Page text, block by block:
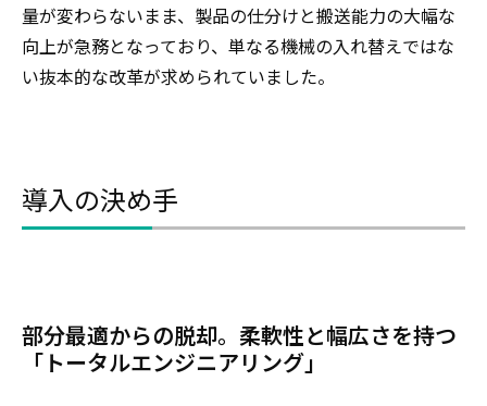
量が変わらないまま、製品の仕分けと搬送能力の大幅な
向上が急務となっており、単なる機械の入れ替えではな
い抜本的な改革が求められていました。
導入の決め手
部分最適からの脱却。柔軟性と幅広さを持つ
「トータルエンジニアリング」